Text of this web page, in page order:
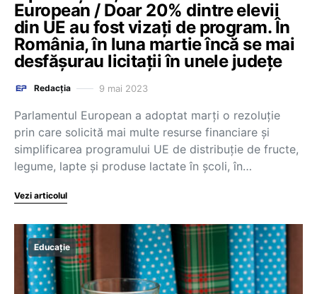
European / Doar 20% dintre elevii
din UE au fost vizați de program. În
România, în luna martie încă se mai
desfășurau licitații în unele județe
Redacția 9 mai 2023
Parlamentul European a adoptat marţi o rezoluţie
prin care solicită mai multe resurse financiare şi
simplificarea programului UE de distribuţie de fructe,
legume, lapte şi produse lactate în şcoli, în…
Vezi articolul
Educație